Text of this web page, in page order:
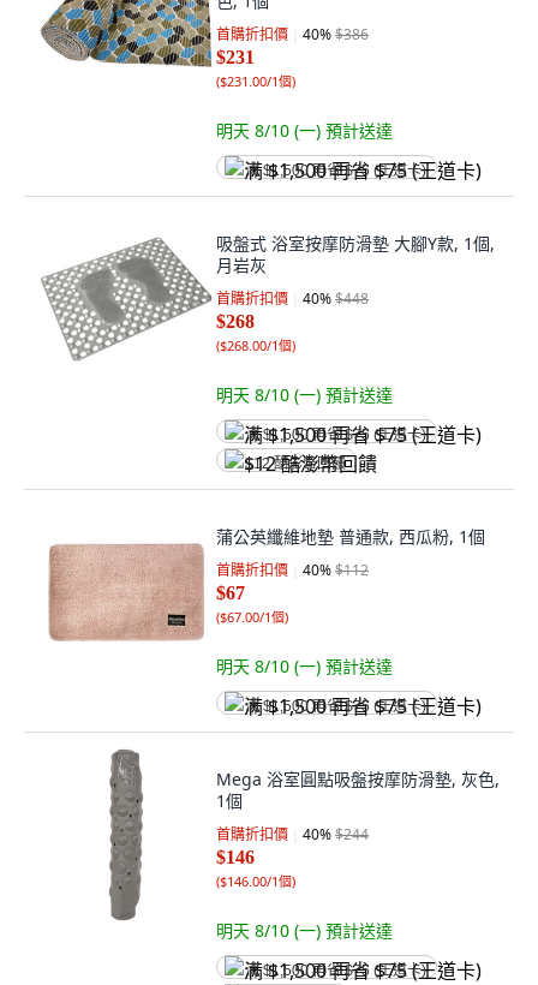
首購折扣價 40%$386
$231
($231.00/1個)
明天 8/10 (一) 預計送達
满 $1,500 再省 $75 (王道卡)
吸盤式 浴室按摩防滑墊 大腳Y款, 1個,
月岩灰
首購折扣價 40%$448
$268
($268.00/1個)
明天 8/10 (一) 預計送達
满 $1,500 再省 $75 (王道卡)
$12 酷澎幣回饋
蒲公英纖維地墊 普通款, 西瓜粉, 1個
首購折扣價 40%$112
$67
($67.00/1個)
明天 8/10 (一) 預計送達
满 $1,500 再省 $75 (王道卡)
Mega 浴室圓點吸盤按摩防滑墊, 灰色,
1個
首購折扣價 40%$244
$146
($146.00/1個)
明天 8/10 (一) 預計送達
满 $1,500 再省 $75 (王道卡)